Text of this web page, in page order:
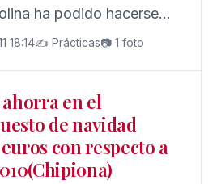
constituciones y
ha podido hacerse
económico
está quedando al
muy pocos.
18:14✍️ Prácticas📷 1 foto
ahorra en el
de navidad
con respecto a